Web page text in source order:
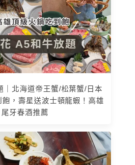
｜北海道帝王蟹/松葉蟹/日本
，壽星送波士頓龍蝦！高雄
尾牙春酒推薦